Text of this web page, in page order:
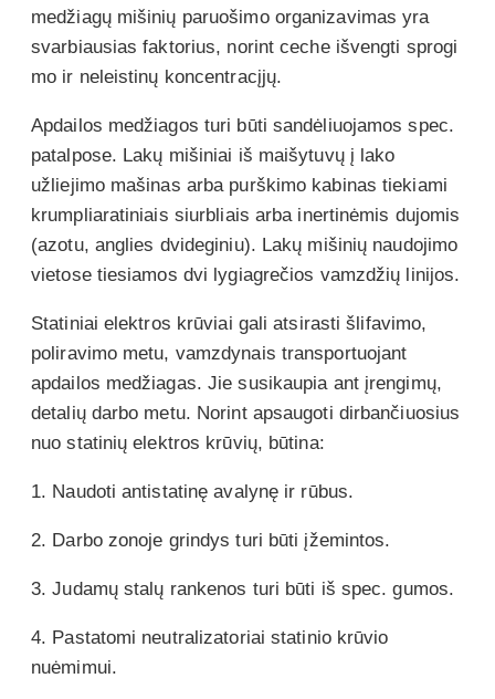
medžiagų mišinių paruošimo organizavimas yra
svarbiausias faktorius, norint ceche išvengti sprogi
mo ir neleistinų koncentracįjų.
Apdailos medžiagos turi būti sandėliuojamos spec.
patalpose. Lakų mišiniai iš maišytuvų į lako
užliejimo mašinas arba purškimo kabinas tiekiami
krumpliaratiniais siurbliais arba inertinėmis dujomis
(azotu, anglies dvideginiu). Lakų mišinių naudojimo
vietose tiesiamos dvi lygiagrečios vamzdžių linijos.
Statiniai elektros krūviai gali atsirasti šlifavimo,
poliravimo metu, vamzdynais transportuojant
apdailos medžiagas. Jie susikaupia ant įrengimų,
detalių darbo metu. Norint apsaugoti dirbančiuosius
nuo statinių elektros krūvių, būtina:
1. Naudoti antistatinę avalynę ir rūbus.
2. Darbo zonoje grindys turi būti įžemintos.
3. Judamų stalų rankenos turi būti iš spec. gumos.
4. Pastatomi neutralizatoriai statinio krūvio
nuėmimui.